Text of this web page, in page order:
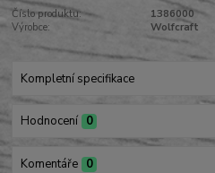
Číslo produktu:
1386000
Výrobce:
Wolfcraft
Kompletní specifikace
Hodnocení 0
Komentáře 0